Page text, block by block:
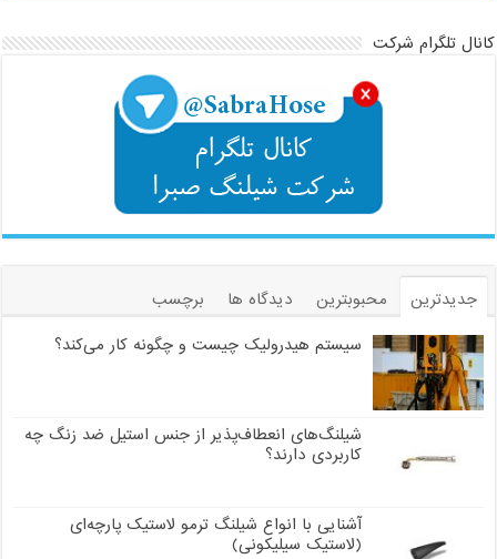
کانال تلگرام شرکت
جدیدترین محبوبترین دیدگاه ها
برچسب
سیستم هیدرولیک چیست و چگونه کار می‌کند؟
شیلنگ‌های انعطاف‌پذیر از جنس استیل ضد زنگ چه
کاربردی دارند؟
آشنایی با انواع شیلنگ ترمو لاستیک پارچه‌ای
(لاستیک سیلیکونی)